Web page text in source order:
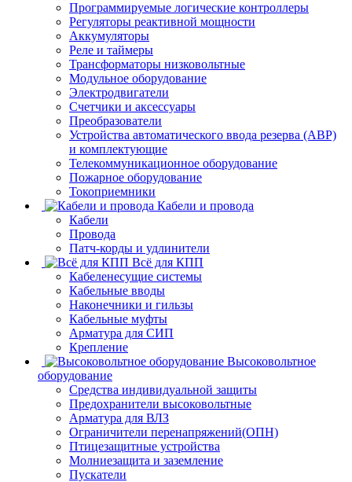
Программируемые логические контроллеры
Регуляторы реактивной мощности
Аккумуляторы
Реле и таймеры
Трансформаторы низковольтные
Модульное оборудование
Электродвигатели
Счетчики и аксессуары
Преобразователи
Устройства автоматического ввода резерва (АВР)
и комплектующие
Телекоммуникационное оборудование
Пожарное оборудование
Токоприемники
Кабели и провода
Кабели
Провода
Патч-корды и удлинители
Всё для КПП
Кабеленесущие системы
Кабельные вводы
Наконечники и гильзы
Кабельные муфты
Арматура для СИП
Крепление
Высоковольтное
оборудование
Средства индивидуальной защиты
Предохранители высоковольтные
Арматура для ВЛЗ
Ограничители перенапряжений(ОПН)
Птицезащитные устройства
Молниезащита и заземление
Пускатели